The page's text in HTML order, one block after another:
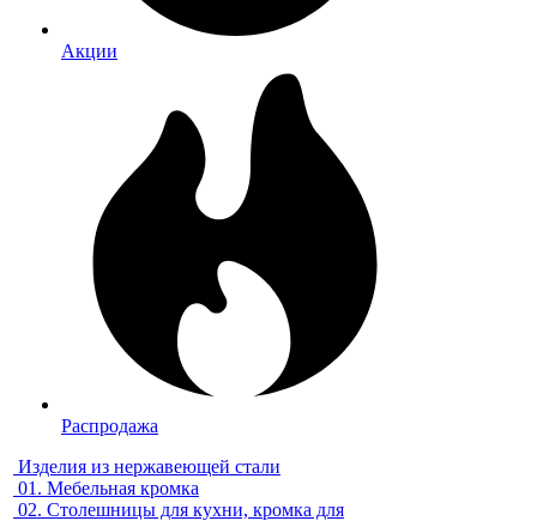
Акции
Распродажа
Изделия из нержавеющей стали
01. Мебельная кромка
02. Столешницы для кухни, кромка для